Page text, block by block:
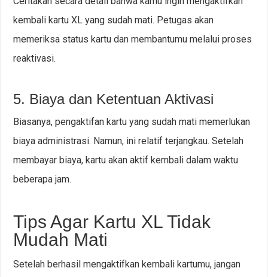
kembali kartu XL yang sudah mati. Petugas akan
memeriksa status kartu dan membantumu melalui proses
reaktivasi.
5. Biaya dan Ketentuan Aktivasi
Biasanya, pengaktifan kartu yang sudah mati memerlukan
biaya administrasi. Namun, ini relatif terjangkau. Setelah
membayar biaya, kartu akan aktif kembali dalam waktu
beberapa jam.
Tips Agar Kartu XL Tidak
Mudah Mati
Setelah berhasil mengaktifkan kembali kartumu, jangan